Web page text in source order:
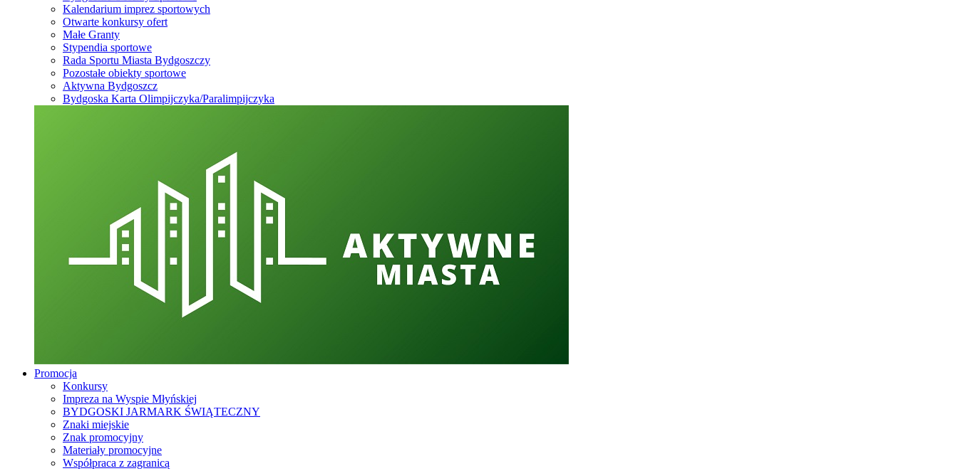
Kalendarium imprez sportowych
Otwarte konkursy ofert
Małe Granty
Stypendia sportowe
Rada Sportu Miasta Bydgoszczy
Pozostałe obiekty sportowe
Aktywna Bydgoszcz
Bydgoska Karta Olimpijczyka/Paralimpijczyka
Promocja
Konkursy
Impreza na Wyspie Młyńskiej
BYDGOSKI JARMARK ŚWIĄTECZNY
Znaki miejskie
Znak promocyjny
Materiały promocyjne
Współpraca z zagranicą